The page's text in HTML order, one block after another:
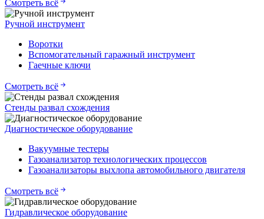
Смотреть всё
Ручной инструмент
Воротки
Вспомогательный гаражный инструмент
Гаечные ключи
Смотреть всё
Стенды развал схождения
Диагностическое оборудование
Вакуумные тестеры
Газоанализатор технологических процессов
Газоанализаторы выхлопа автомобильного двигателя
Смотреть всё
Гидравлическое оборудование